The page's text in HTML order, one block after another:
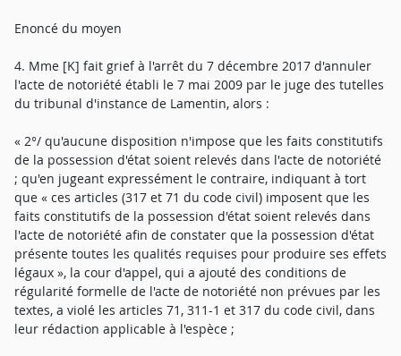
Enoncé du moyen
4. Mme [K] fait grief à l'arrêt du 7 décembre 2017 d'annuler
l'acte de notoriété établi le 7 mai 2009 par le juge des tutelles
du tribunal d'instance de Lamentin, alors :
« 2°/ qu'aucune disposition n'impose que les faits constitutifs
de la possession d'état soient relevés dans l'acte de notoriété
; qu'en jugeant expressément le contraire, indiquant à tort
que « ces articles (317 et 71 du code civil) imposent que les
faits constitutifs de la possession d'état soient relevés dans
l'acte de notoriété afin de constater que la possession d'état
présente toutes les qualités requises pour produire ses effets
légaux », la cour d'appel, qui a ajouté des conditions de
régularité formelle de l'acte de notoriété non prévues par les
textes, a violé les articles 71, 311-1 et 317 du code civil, dans
leur rédaction applicable à l'espèce ;